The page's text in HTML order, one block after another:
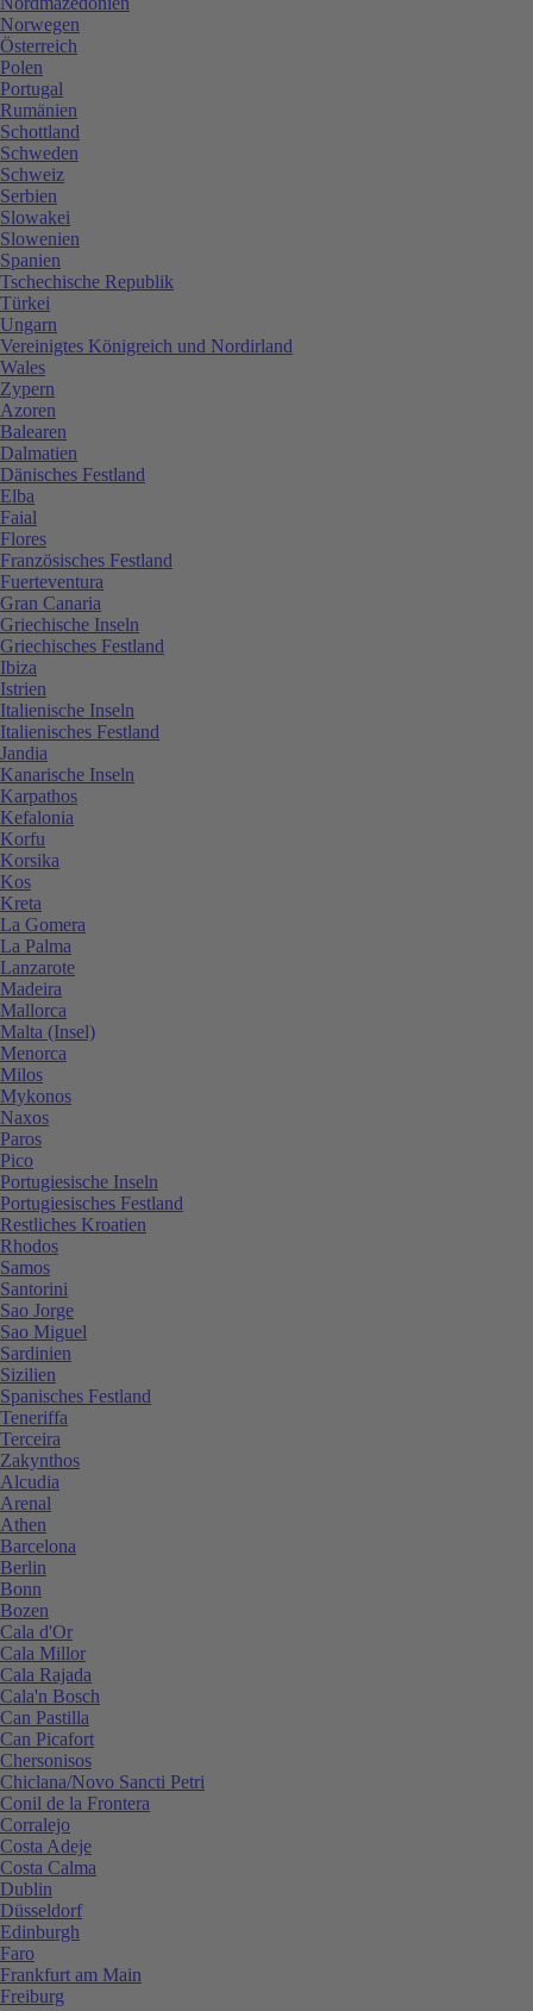
Norwegen
Österreich
Polen
Portugal
Rumänien
Schottland
Schweden
Schweiz
Serbien
Slowakei
Slowenien
Spanien
Tschechische Republik
Türkei
Ungarn
Vereinigtes Königreich und Nordirland
Wales
Zypern
Azoren
Balearen
Dalmatien
Dänisches Festland
Elba
Faial
Flores
Französisches Festland
Fuerteventura
Gran Canaria
Griechische Inseln
Griechisches Festland
Ibiza
Istrien
Italienische Inseln
Italienisches Festland
Jandia
Kanarische Inseln
Karpathos
Kefalonia
Korfu
Korsika
Kos
Kreta
La Gomera
La Palma
Lanzarote
Madeira
Mallorca
Malta (Insel)
Menorca
Milos
Mykonos
Naxos
Paros
Pico
Portugiesische Inseln
Portugiesisches Festland
Restliches Kroatien
Rhodos
Samos
Santorini
Sao Jorge
Sao Miguel
Sardinien
Sizilien
Spanisches Festland
Teneriffa
Terceira
Zakynthos
Alcudia
Arenal
Athen
Barcelona
Berlin
Bonn
Bozen
Cala d'Or
Cala Millor
Cala Rajada
Cala'n Bosch
Can Pastilla
Can Picafort
Chersonisos
Chiclana/Novo Sancti Petri
Conil de la Frontera
Corralejo
Costa Adeje
Costa Calma
Dublin
Düsseldorf
Edinburgh
Faro
Frankfurt am Main
Freiburg